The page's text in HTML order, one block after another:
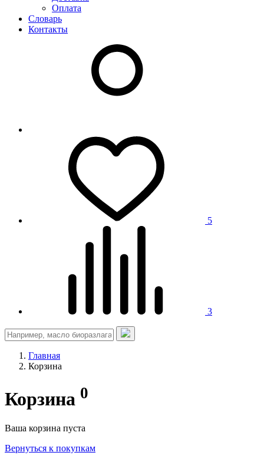
Оплата
Словарь
Контакты
5
3
Главная
Корзина
Корзина 0
Ваша корзина пуста
Вернуться к покупкам